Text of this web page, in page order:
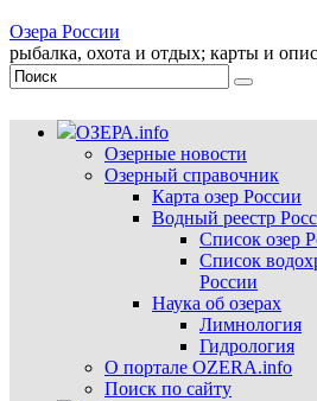
Озера России
рыбалка, охота и отдых; карты и
ОЗЕРА.info
Озерные новости
Озерный справочник
Карта озер России
Водный реестр
Список озер
Список
России
Наука об озерах
Лимнология
Гидрология
О портале OZERA.info
Поиск по сайту